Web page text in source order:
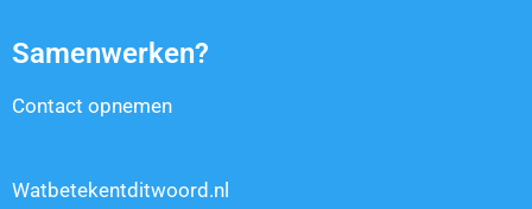
Samenwerken?
Contact opnemen
Watbetekentditwoord.nl